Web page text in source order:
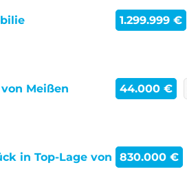
1.299.999 €
Meißen
44.000 €
in Top-Lage von
830.000 €